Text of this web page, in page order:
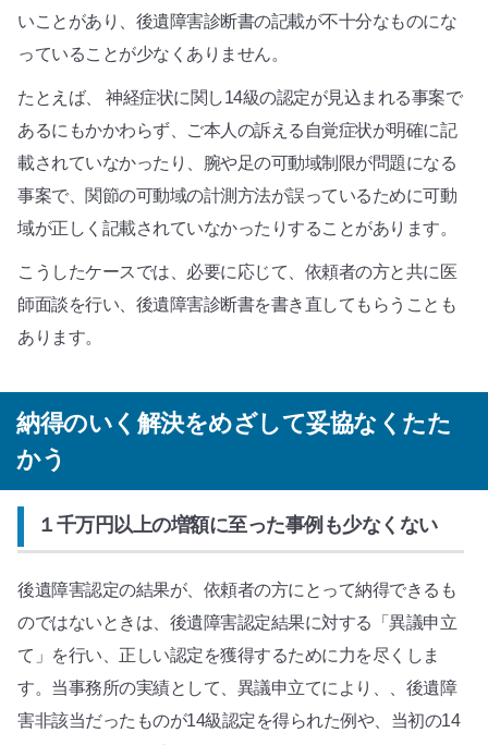
いことがあり、後遺障害診断書の記載が不十分なものにな
っていることが少なくありません。
たとえば、 神経症状に関し14級の認定が見込まれる事案で
あるにもかかわらず、ご本人の訴える自覚症状が明確に記
載されていなかったり、腕や足の可動域制限が問題になる
事案で、関節の可動域の計測方法が誤っているために可動
域が正しく記載されていなかったりすることがあります。
こうしたケースでは、必要に応じて、依頼者の方と共に医
師面談を行い、後遺障害診断書を書き直してもらうことも
あります。
納得のいく解決をめざして妥協なくたた
かう
１千万円以上の増額に至った事例も少なくない
後遺障害認定の結果が、依頼者の方にとって納得できるも
のではないときは、後遺障害認定結果に対する「異議申立
て」を行い、正しい認定を獲得するために力を尽くしま
す。当事務所の実績として、異議申立てにより、、後遺障
害非該当だったものが14級認定を得られた例や、当初の14